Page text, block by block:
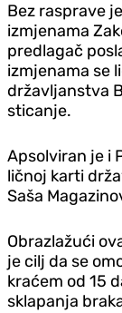
Bez rasprave
izmjenama
predlagač
izmjenama se
državljanstva
sticanje.
Apsolviran je i
ličnoj karti
Saša
Obrazlažući
je cilj da se
kraćem od 15
sklapanja